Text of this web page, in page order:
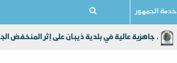
خدمة الجمهور